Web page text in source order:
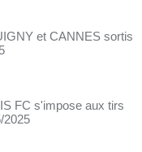
et CANNES sortis
FC s'impose aux tirs
2025